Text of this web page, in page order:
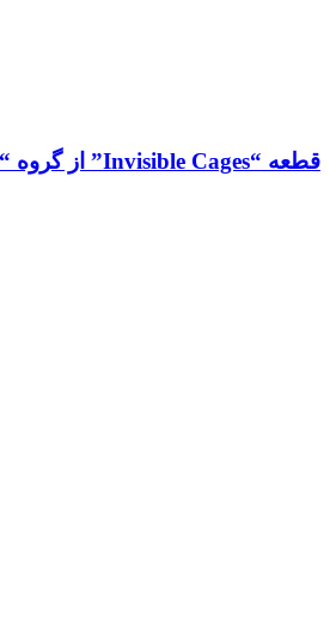
قطعه “Invisible Cages” از گروه “Coded Nature”